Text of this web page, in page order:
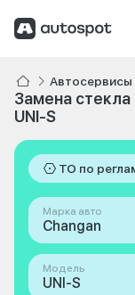
Автосервисы
Замена
UNI-S
ТО по
Марка авто
Changan
Модель
UNI-S